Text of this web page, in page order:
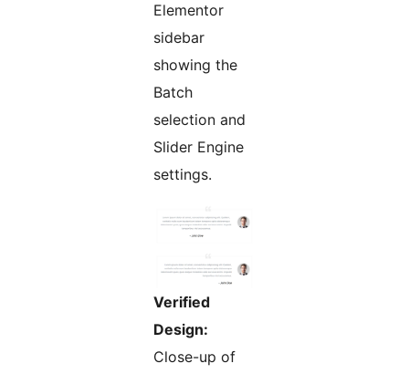
Elementor
sidebar
showing the
Batch
selection and
Slider Engine
settings.
Verified
Design:
Close-up of